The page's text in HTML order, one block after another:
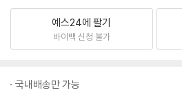
예스24에 팔기
바이백 신청 불가
국내배송만 가능